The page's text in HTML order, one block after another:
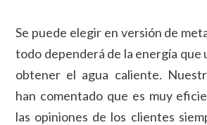
Se puede elegir en versión de
todo dependerá de la energía que
obtener el agua caliente.
han comentado que es muy
las opiniones de los clientes